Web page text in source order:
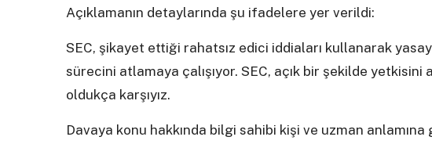
Açıklamanın detaylarında şu ifadelere yer verildi:
SEC, şikayet ettiği rahatsız edici iddiaları kullanarak
sürecini atlamaya çalışıyor. SEC, açık bir şekilde yetkisini
oldukça karşıyız.
Davaya konu hakkında bilgi sahibi kişi ve uzman